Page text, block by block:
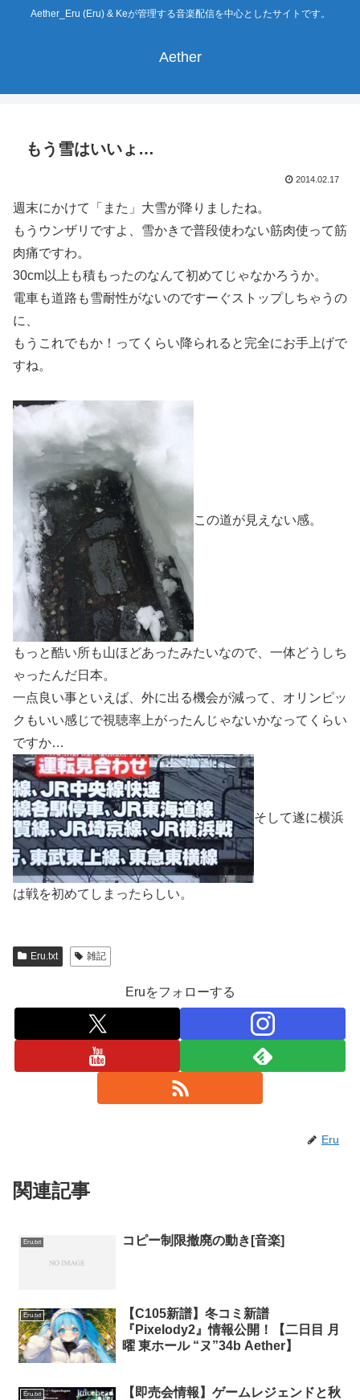
Aether_Eru (Eru) & Keが管理する音楽配信を中心としたサイトです。
Aether
もう雪はいいょ…
2014.02.17
週末にかけて「また」大雪が降りましたね。
もうウンザリですよ、雪かきで普段使わない筋肉使って筋
肉痛ですわ。
30cm以上も積もったのなんて初めてじゃなかろうか。
電車も道路も雪耐性がないのですーぐストップしちゃうの
に、
もうこれでもか！ってくらい降られると完全にお手上げで
すね。
この道が見えない感。
もっと酷い所も山ほどあったみたいなので、一体どうしち
ゃったんだ日本。
一点良い事といえば、外に出る機会が減って、オリンピッ
クもいい感じで視聴率上がったんじゃないかなってくらい
ですか…
そして遂に横浜
は戦を初めてしまったらしい。
Eru.txt 雑記
Eruをフォローする
Eru
関連記事
Eru.txt コピー制限撤廃の動き[音楽]
Eru.txt
【C105新譜】冬コミ新譜
『Pixelody2』情報公開！【二日目 月
曜 東ホール “ヌ”34b Aether】
Eru.txt
【即売会情報】ゲームレジェンドと秋